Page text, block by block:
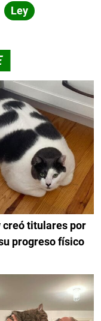
Ley
creó titulares por
progreso físico